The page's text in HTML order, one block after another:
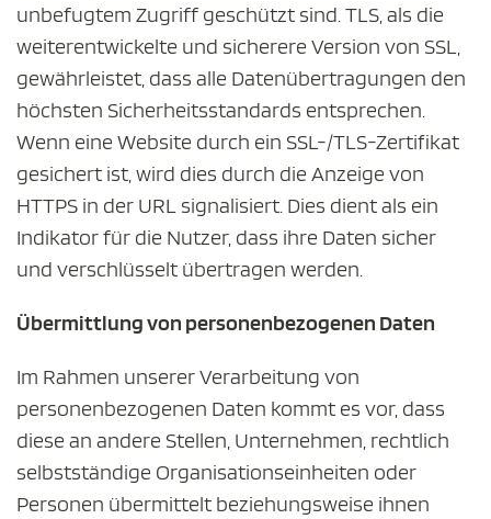
unbefugtem Zugriff geschützt sind. TLS, als die
weiterentwickelte und sicherere Version von SSL,
gewährleistet, dass alle Datenübertragungen den
höchsten Sicherheitsstandards entsprechen.
Wenn eine Website durch ein SSL-/TLS-Zertifikat
gesichert ist, wird dies durch die Anzeige von
HTTPS in der URL signalisiert. Dies dient als ein
Indikator für die Nutzer, dass ihre Daten sicher
und verschlüsselt übertragen werden.
Übermittlung von personenbezogenen Daten
Im Rahmen unserer Verarbeitung von
personenbezogenen Daten kommt es vor, dass
diese an andere Stellen, Unternehmen, rechtlich
selbstständige Organisationseinheiten oder
Personen übermittelt beziehungsweise ihnen